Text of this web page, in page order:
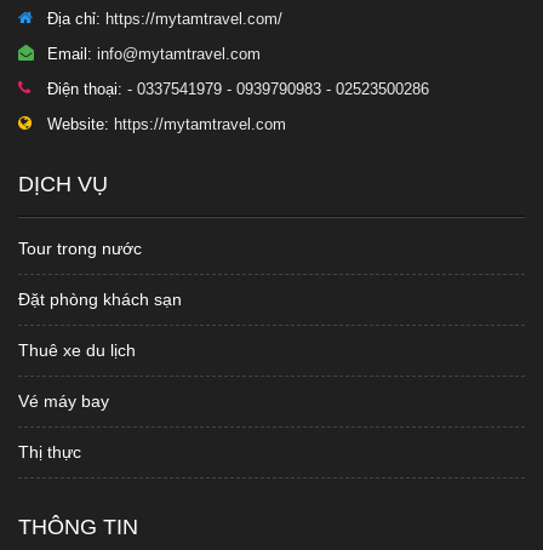
Địa chỉ: https://mytamtravel.com/
Email: info@mytamtravel.com
Điện thoại: - 0337541979 - 0939790983 - 02523500286
Website: https://mytamtravel.com
DỊCH VỤ
Tour trong nước
Đặt phòng khách sạn
Thuê xe du lịch
Vé máy bay
Thị thực
THÔNG TIN